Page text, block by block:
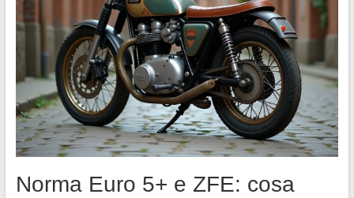
Norma Euro 5+ e ZFE: cosa